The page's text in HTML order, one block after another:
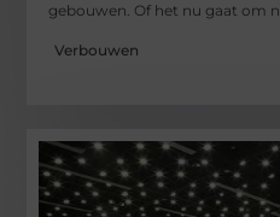
gebouwen. Of het nu gaat om
Verbouwen